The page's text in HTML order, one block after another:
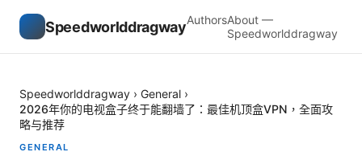
SpeedworlddragwayAuthorsAbout —
Speedworlddragway
Speedworlddragway › General ›
2026年你的电视盒子终于能翻墙了：最佳机顶盒VPN，全面攻
略与推荐
GENERAL